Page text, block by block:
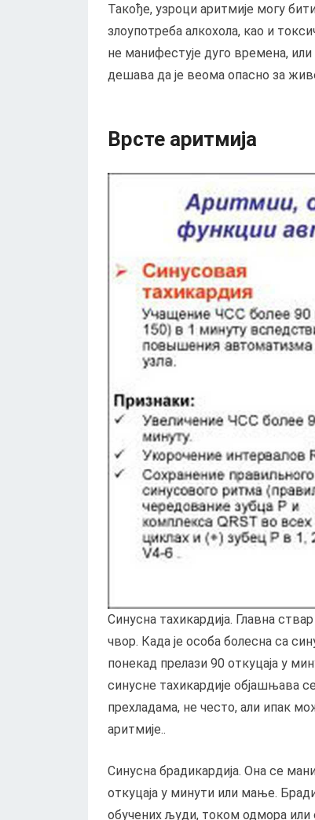
Такође, узроци аритмије могу
злоупотреба алкохола, као и
не манифестује дуго времена,
дешава да је веома опасно за
Врсте аритмија
Синусна тахикардија. Главна
чвор. Када је особа болесна са
понекад прелази 90 откуцаја у
синусне тахикардије објашњава
прехладама, не често, али ипак
аритмије..
Синусна брадикардија. Она се
откуцаја у минути или мање.
обучених људи, током одмора или